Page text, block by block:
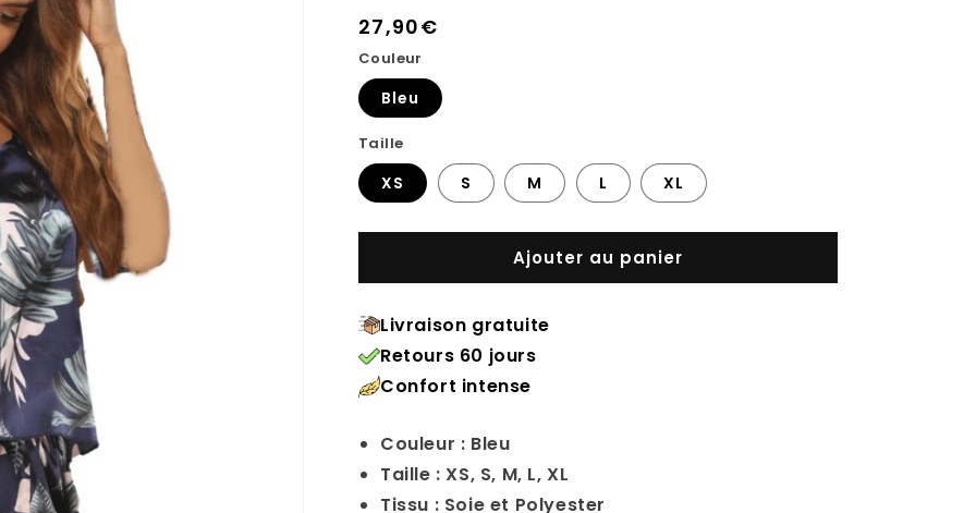
Prix
habituel
27,90€
Couleur
Bleu
Taille
XS S M L XL
Ajouter au panier
Livraison gratuite
Retours 60 jours
Confort intense
Couleur : Bleu
Taille : XS, S, M, L, XL
Tissu : Soie et Polyester